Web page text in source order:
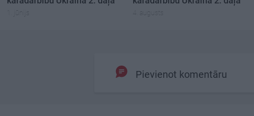
1. jūnijs 4. augusts
Pievienot komentāru